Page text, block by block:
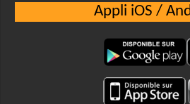
Appli iOS /